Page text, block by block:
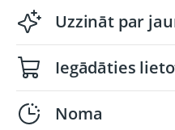
Uzzināt par
Iegādāties
Noma